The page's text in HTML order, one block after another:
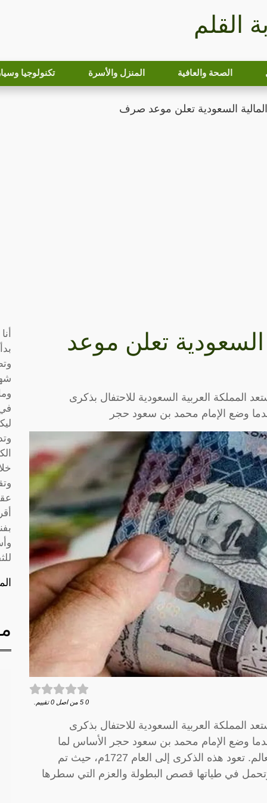
القلم
الصحة والعافية المنزل والأسرة تكنولوجيا
السعودية تعلن موعد صرف
السعودية تعلن موعد
والعشرين من فبراير لعام 2024، تستعد المملكة العربية السعودية للاحتفال بذكرى
وضع الإمام محمد بن سعود حجر
0
5 من اصل 0 تقييم.
والعشرين من فبراير لعام 2024، تستعد المملكة العربية السعودية للاحتفال بذكرى
وضع الإمام محمد بن سعود حجر الأساس لما
سيصبح واحدة من أبرز الدول في المنطقة والعالم. تعود هذه الذكرى إلى العام 1727م، حيث تم
في طياتها قصص البطولة والعزم التي سطرها